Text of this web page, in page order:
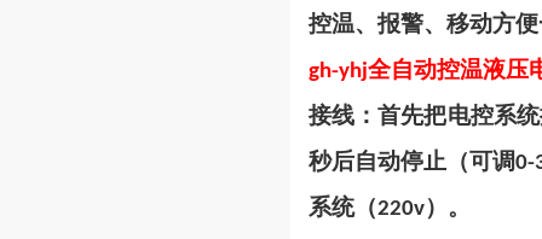
控温、报警、移动方
gh-yhj全自动控温液压
接线：首先把电控系
秒后自动停止（可调0-
系统（220v）。